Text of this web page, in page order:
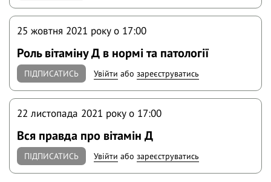
25 жовтня 2021 року o 17:00
Роль вітаміну Д в нормі та патології
ПІДПИСАТИСЬ Увійти абозареєструватись
22 листопада 2021 року o 17:00
Вся правда про вітамін Д
ПІДПИСАТИСЬ Увійти абозареєструватись